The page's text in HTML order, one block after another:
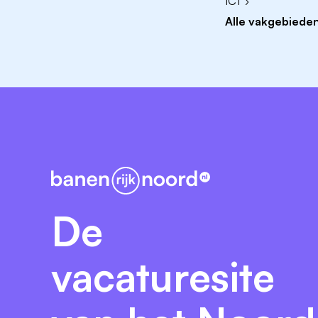
Alle
De
vacaturesite